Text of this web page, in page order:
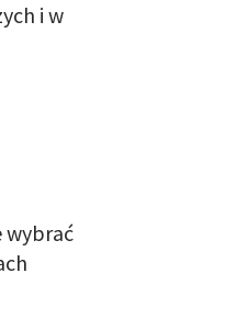
i w
wybrać